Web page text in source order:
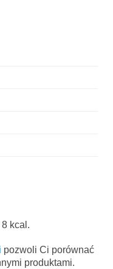
8 kcal.
pozwoli Ci porównać
produktami.